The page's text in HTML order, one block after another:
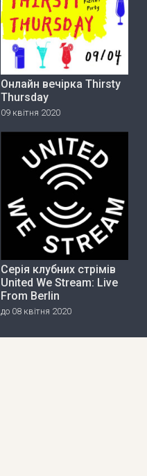
Онлайн вечірка Thirsty
Thursday
09 квітня 2020
Серія клубних стрімів
United We Stream: Live
From Berlin
до 08 квітня 2020